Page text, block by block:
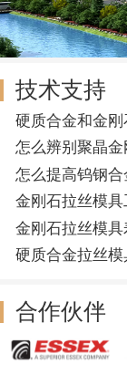
技术支持
硬质合金和金刚
怎么辨别聚晶
怎么提高钨钢
金刚石拉丝模
金刚石拉丝模具
硬质合金拉丝模
合作伙伴